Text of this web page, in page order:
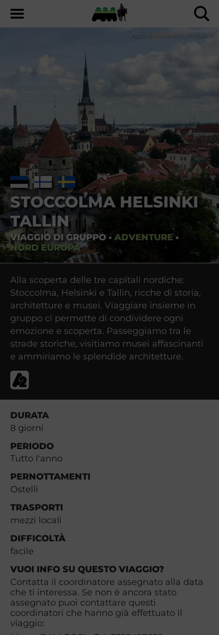
STOCCOLMA HELSINKI
TALLIN
VIAGGIO DI GRUPPO• ADVENTURE•
NORD EUROPA
Foto di Roberto Corradossi
Alla scoperta delle tre capitali nordiche:
Stoccolma, Helsinki e Tallin, ricche di storia,
architetture e musei. Viaggiare insieme in
gruppo ci permette di condividere ogni
emozione e scoperta. Passeggiamo tra le
strade storiche, visitiamo musei affascinanti
e ammiriamo le splendide architetture.
DURATA
8giorni
PERIODO
Tutto l'anno
PERNOTTAMENTI
Ostelli
TRASPORTI
mezzi locaIi
DIFFICOLTÀ
facile
VUOI INFO SU QUESTO VIAGGIO?
Contatta il coordinatore assegnato alla data
che ti interessa. Se non è ancora stato
assegnato puoi contattare questi
coordinatori che hanno già effettuato il
viaggio: